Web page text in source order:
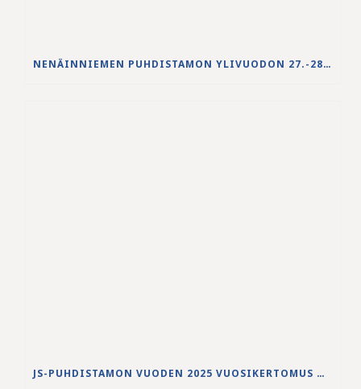
NENÄINNIEMEN PUHDISTAMON YLIVUODON 27.-28.5.2026 VESISTÖVAIKUTUKSET
JS-PUHDISTAMON VUODEN 2025 VUOSIKERTOMUS ON JULKAISTU